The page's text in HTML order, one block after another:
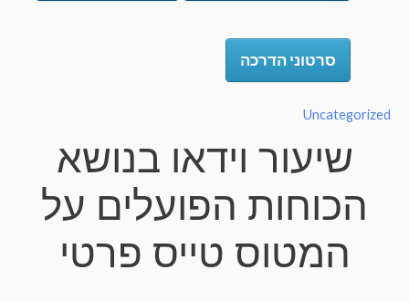
סרטוני הדרכה
שיעור וידאו בנושא
הכוחות הפועלים על
המטוס טייס פרטי